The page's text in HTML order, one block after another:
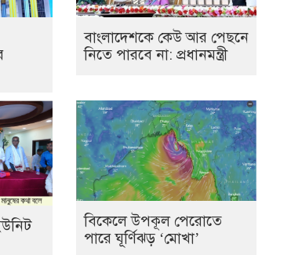
বাংলাদেশকে কেউ আর পেছনে
নিতে পারবে না: প্রধানমন্ত্রী
বিকেলে উপকূল পেরোতে
পারে ঘূর্ণিঝড় ‘মোখা’